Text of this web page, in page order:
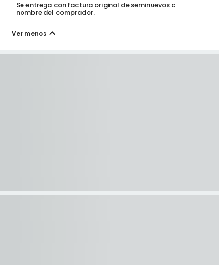
Se entrega con factura original de seminuevos a
nombre del comprador.
Ver menos